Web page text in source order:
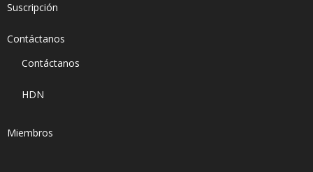
Suscripción
Contáctanos
Contáctanos
HDN
Miembros